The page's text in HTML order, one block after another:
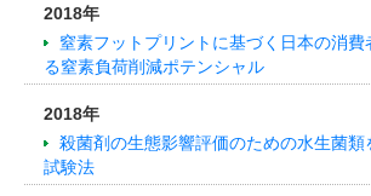
2018年
窒素フットプリントに基づく日本の消費
る窒素負荷削減ポテンシャル
2018年
殺菌剤の生態影響評価のための水生菌類
試験法